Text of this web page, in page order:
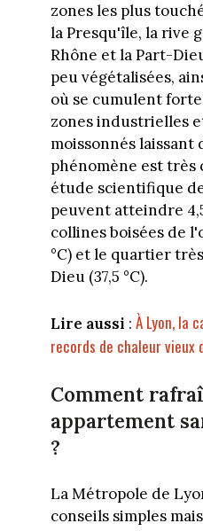
zones les plus
la Presqu'île, la rive
Rhône et la Part-
peu végétalisées,
où se cumulent
zones industrielles
moissonnés laissant
phénomène est très
étude scientifique
peuvent atteindre
collines boisées de
°C) et le quartier
Dieu (37,5 °C).
Lire aussi : À Lyon, la
records de chaleur vieux
Comment
appartement
?
La Métropole de
conseils simples